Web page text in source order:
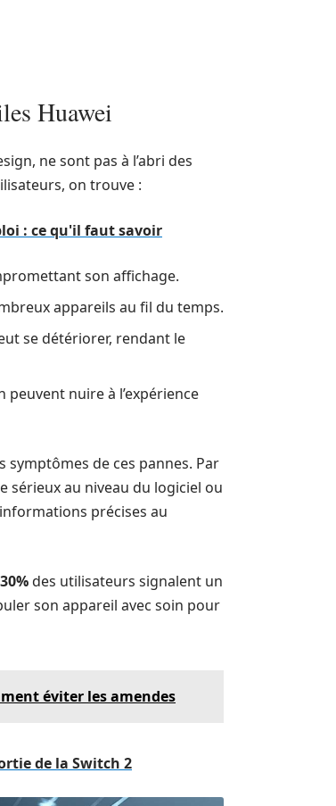
Huawei
ne sont pas à l’abri des
on trouve :
: ce qu'il faut savoir
son affichage.
appareils au fil du temps.
se détériorer, rendant le
peuvent nuire à l’expérience
de ces pannes. Par
sérieux au niveau du logiciel ou
précises au
30%des utilisateurs signalent un
son appareil avec soin pour
éviter les amendes
de la Switch 2